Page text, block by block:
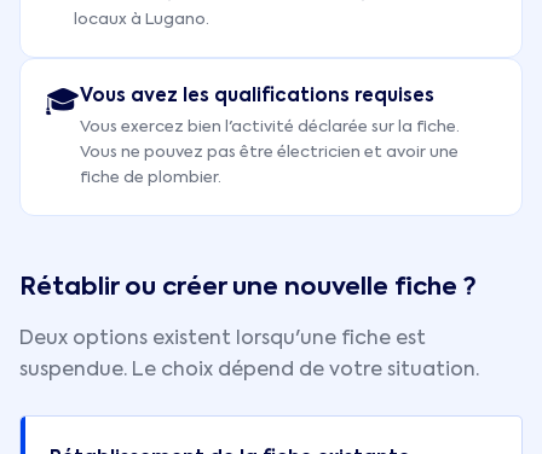
locaux à Lugano.
🎓Vous avez les qualifications requises
Vous exercez bien l'activité déclarée sur la fiche.
Vous ne pouvez pas être électricien et avoir une
fiche de plombier.
Rétablir ou créer une nouvelle fiche ?
Deux options existent lorsqu'une fiche est
suspendue. Le choix dépend de votre situation.